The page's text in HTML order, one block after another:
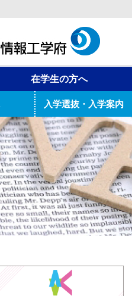
在学生の方へ
入学選抜・入学案内